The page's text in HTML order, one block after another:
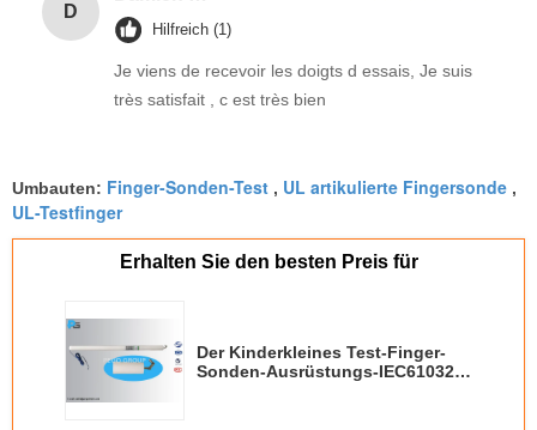
D
Hilfreich (1)
Je viens de recevoir les doigts d essais, Je suis
très satisfait , c est très bien
Umbauten: Finger-Sonden-Test , UL artikulierte Fingersonde ,
UL-Testfinger
Erhalten Sie den besten Preis für
Der Kinderkleines Test-Finger-
Sonden-Ausrüstungs-IEC61032